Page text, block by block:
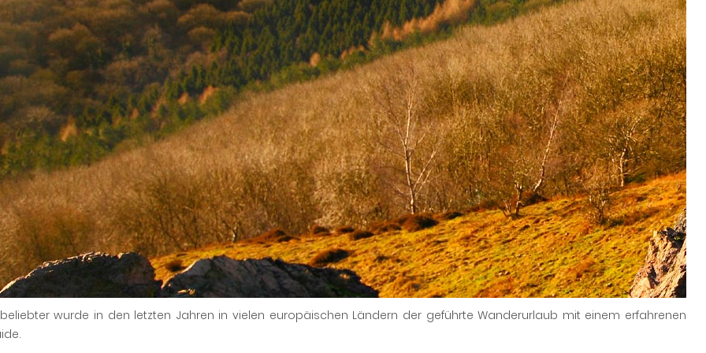
wurde in den letzten Jahren in vielen europäischen Ländern der geführte Wanderurlaub mit einem erfahrenen